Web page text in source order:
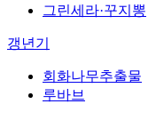
그린세라·꾸지뽕
갱년기
회화나무추출물
루바브